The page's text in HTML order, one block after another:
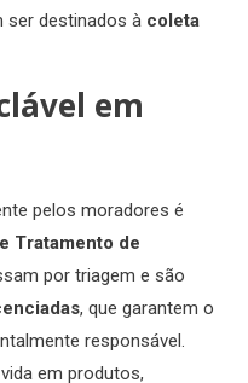
ser destinados à coleta
em
pelos moradores é
Tratamento de
por triagem e são
, que garantem o
responsável.
em produtos,